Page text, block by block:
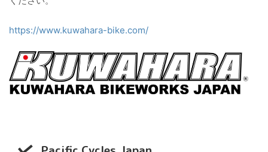
https://www.kuwahara-bike.com/